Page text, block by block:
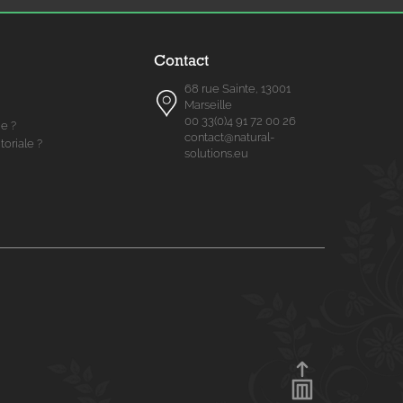
?
?
Contact
68 rue Sainte, 13001
Marseille
00 33(0)4 91 72 00 26
contact@natural-
solutions.eu